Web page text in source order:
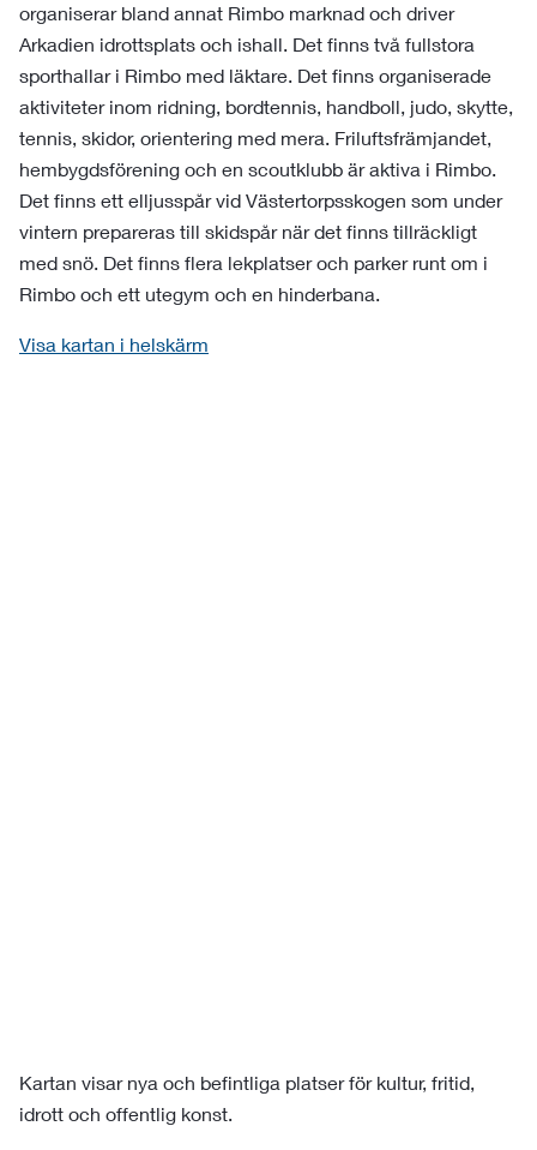
organiserar bland annat Rimbo marknad och driver
Arkadien idrottsplats och ishall. Det finns två fullstora
sporthallar i Rimbo med läktare. Det finns organiserade
aktiviteter inom ridning, bordtennis, handboll, judo, skytte,
tennis, skidor, orientering med mera. Friluftsfrämjandet,
hembygdsförening och en scoutklubb är aktiva i Rimbo.
Det finns ett elljusspår vid Västertorpsskogen som under
vintern prepareras till skidspår när det finns tillräckligt
med snö. Det finns flera lekplatser och parker runt om i
Rimbo och ett utegym och en hinderbana.
Visa kartan i helskärm
Kartan visar nya och befintliga platser för kultur, fritid,
idrott och offentlig konst.